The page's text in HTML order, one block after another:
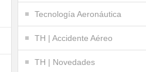
Tecnología Aeronáutica
TH | Accidente Aéreo
TH | Novedades